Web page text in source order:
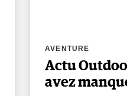
AVENTURE
Actu
avez